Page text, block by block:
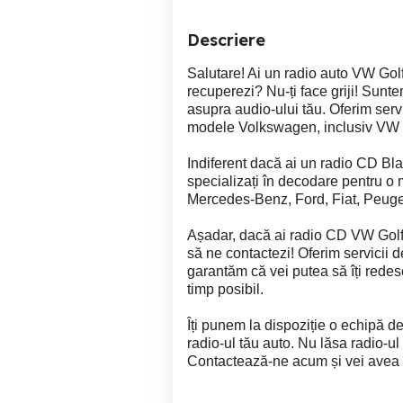
Descriere
Salutare! Ai un radio auto VW
recuperezi? Nu-ți face griji!
asupra audio-ului tău. Oferim
modele Volkswagen, inclusiv
Indiferent dacă ai un radio CD
specializați în decodare pentru o
Mercedes-Benz, Ford, Fiat,
Așadar, dacă ai radio CD VW
să ne contactezi! Oferim servicii
garantăm că vei putea să îți
timp posibil.
Îți punem la dispoziție o echipă
radio-ul tău auto. Nu lăsa radio-
Contactează-ne acum și vei